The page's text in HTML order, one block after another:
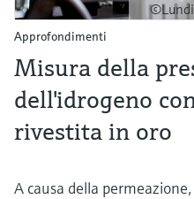
Approfondimenti
Misura della
dell'idrogeno
rivestita in oro
A causa della